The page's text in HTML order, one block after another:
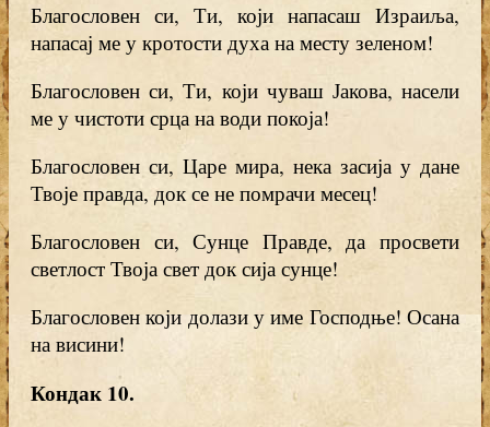
Благословен си, Ти, који напасаш Израиља,
напасај ме у кротости духа на месту зеленом!
Благословен си, Ти, који чуваш Јакова, насели
ме у чистоти срца на води покоја!
Благословен си, Царе мира, нека засија у дане
Твоје правда, док се не помрачи месец!
Благословен си, Сунце Правде, да просвети
светлост Твоја свет док сија сунце!
Благословен који долази у име Господње! Осана
на висини!
Кондак 10.